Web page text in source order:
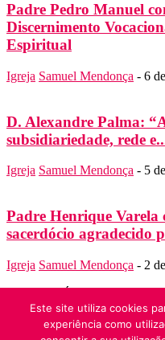
Padre Pedro Manuel
Discernimento
Espiritual
Igreja Samuel Mendonça - 6
D. Alexandre Palma:
subsidiariedade, rede
Igreja Samuel Mendonça - 5
Padre Henrique Varela
sacerdócio agradecido
Igreja Samuel Mendonça - 2
Folha do Domingo
Contato:
SIGA-NOS
Este site utiliza cookies
experiência como